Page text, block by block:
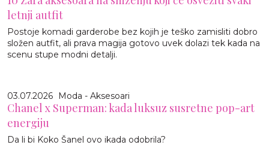
letnji autfit
Postoje komadi garderobe bez kojih je teško zamisliti dobro
složen autfit, ali prava magija gotovo uvek dolazi tek kada na
scenu stupe modni detalji.
03.07.2026 Moda - Aksesoari
Chanel x Superman: kada luksuz susretne pop-art
energiju
Da li bi Koko Šanel ovo ikada odobrila?